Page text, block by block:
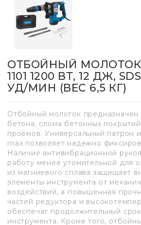
ОТБОЙНЫЙ МОЛОТОК
1101 1200 ВТ, 12 ДЖ,
УД/МИН (ВЕС 6,5 КГ)
Отбойный молоток
бетона, слома бетонных
проёмов. Универсальный патрон
max позволяет надежно
Наличие антивибрационной
работу менее утомительной для
из магниевого сплава защищает
элементы инструмента от
воздействий, а повышенная
частей редуктора и
обеспечат продолжительный
инструмента. Кроме того,